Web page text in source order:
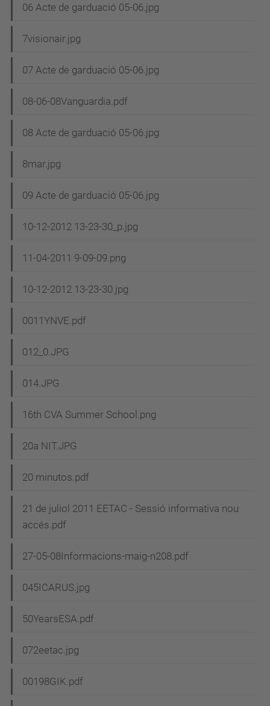
06 Acte de garduació 05-06.jpg
7visionair.jpg
07 Acte de garduació 05-06.jpg
08-06-08Vanguardia.pdf
08 Acte de garduació 05-06.jpg
8mar.jpg
09 Acte de garduació 05-06.jpg
10-12-2012 13-23-30_p.jpg
11-04-2011 9-09-09.png
10-12-2012 13-23-30.jpg
0011YNVE.pdf
012_0.JPG
014.JPG
16th CVA Summer School.png
20a NIT.JPG
20 minutos.pdf
21 de juliol 2011 EETAC - Sessió informativa nou
accés.pdf
27-05-08Informacions-maig-n208.pdf
045ICARUS.jpg
50YearsESA.pdf
072eetac.jpg
00198GIK.pdf